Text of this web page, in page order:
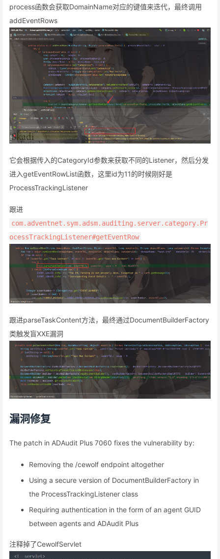
process函数会获取DomainName对应的键值来迭代，最终调用
addEventRows
它会根据传入的CategoryId参数来获取不同的Listener，然后分发
进入getEventRowList函数，这里id为11的时候刚好是
ProcessTrackingListener
跟进
com.adventnet.sym.adsm.auditing.server.category.Pr
ocessTrackingListener#getEventRow
跟进parseTaskContent方法，最终通过DocumentBuilderFactory
类触发盲XXE漏洞
漏洞修复
The patch in ADAudit Plus 7060 fixes the vulnerability by:
Removing the /cewolf endpoint altogether
Using a secure version of DocumentBuilderFactory in
the ProcessTrackingListener class
Requiring authentication in the form of an agent GUID
between agents and ADAudit Plus
注释掉了CewolfServlet